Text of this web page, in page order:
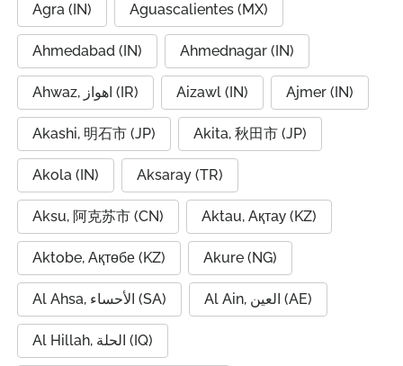
Agra (IN) Aguascalientes (MX)
Ahmedabad (IN) Ahmednagar (IN)
Ahwaz, اهواز (IR) Aizawl (IN) Ajmer (IN)
Akashi, 明石市 (JP) Akita, 秋田市 (JP)
Akola (IN) Aksaray (TR)
Aksu, 阿克苏市 (CN) Aktau, Ақтау (KZ)
Aktobe, Ақтөбе (KZ) Akure (NG)
Al Ahsa, الأحساء (SA) Al Ain, العين (AE)
Al Hillah, الحلة (IQ)